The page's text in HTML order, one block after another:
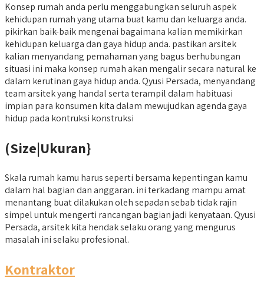
Konsep rumah anda perlu menggabungkan seluruh aspek
kehidupan rumah yang utama buat kamu dan keluarga anda.
pikirkan baik-baik mengenai bagaimana kalian memikirkan
kehidupan keluarga dan gaya hidup anda. pastikan arsitek
kalian menyandang pemahaman yang bagus berhubungan
situasi ini maka konsep rumah akan mengalir secara natural ke
dalam kerutinan gaya hidup anda. Qyusi Persada, menyandang
team arsitek yang handal serta terampil dalam habituasi
impian para konsumen kita dalam mewujudkan agenda gaya
hidup pada kontruksi konstruksi
(Size|Ukuran}
Skala rumah kamu harus seperti bersama kepentingan kamu
dalam hal bagian dan anggaran. ini terkadang mampu amat
menantang buat dilakukan oleh sepadan sebab tidak rajin
simpel untuk mengerti rancangan bagian jadi kenyataan. Qyusi
Persada, arsitek kita hendak selaku orang yang mengurus
masalah ini selaku profesional.
Kontraktor